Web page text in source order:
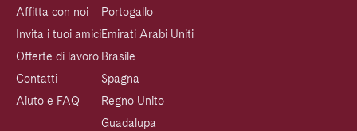
Affitta con noi
Invita i tuoi amici
Offerte di lavoro
Contatti
Aiuto e FAQ
Portogallo
Emirati Arabi Uniti
Brasile
Spagna
Regno Unito
Guadalupa